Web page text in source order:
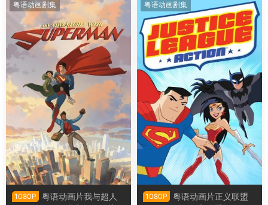
粤语动画剧集
1080P
粤语动画片我与超人
粤语动画剧集
1080P
粤语动画片正义联盟